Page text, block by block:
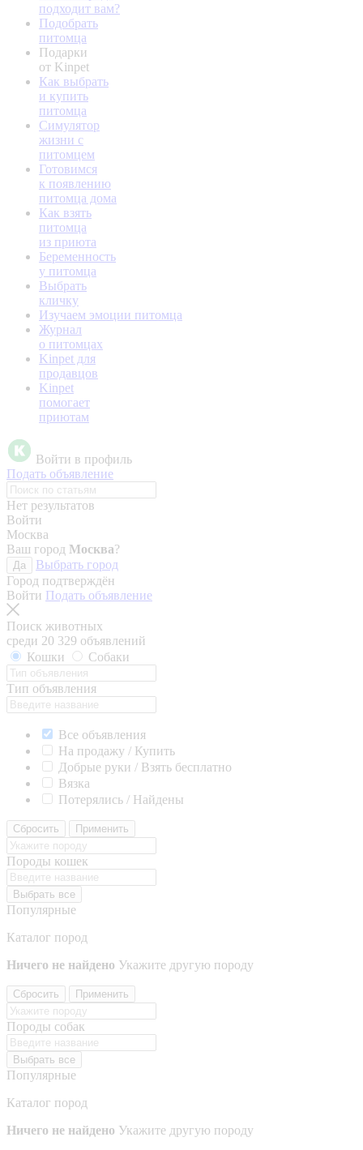
подходит вам?
Подобрать
питомца
Подарки
от Kinpet
Как выбрать
и купить
питомца
Симулятор
жизни с
питомцем
Готовимся
к появлению
питомца дома
Как взять
питомца
из приюта
Беременность
у питомца
Выбрать
кличку
Изучаем эмоции питомца
Журнал
о питомцах
Kinpet для
продавцов
Kinpet
помогает
приютам
Войти в профиль
Подать объявление
Нет результатов
Войти
Москва
Ваш город Москва?
Да
Выбрать город
Город подтверждён
Войти Подать объявление
Поиск животных
среди 20 329 объявлений
Кошки
Собаки
Тип объявления
Все объявления
На продажу / Купить
Добрые руки / Взять бесплатно
Вязка
Потерялись / Найдены
Сбросить Применить
Породы кошек
Выбрать все
Популярные
Каталог пород
Ничего не найдено Укажите другую породу
Сбросить Применить
Породы собак
Выбрать все
Популярные
Каталог пород
Ничего не найдено Укажите другую породу